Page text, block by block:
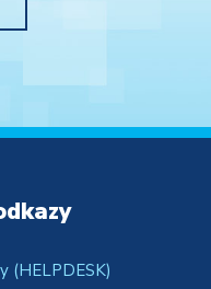
(HELPDESK)